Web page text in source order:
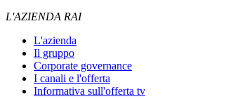
L'AZIENDA RAI
L'azienda
Il gruppo
Corporate governance
I canali e l'offerta
Informativa sull'offerta tv